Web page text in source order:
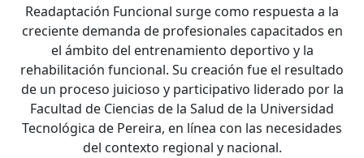
Readaptación Funcional surge como respuesta a la
creciente demanda de profesionales capacitados en
el ámbito del entrenamiento deportivo y la
rehabilitación funcional. Su creación fue el resultado
de un proceso juicioso y participativo liderado por la
Facultad de Ciencias de la Salud de la Universidad
Tecnológica de Pereira, en línea con las necesidades
del contexto regional y nacional.